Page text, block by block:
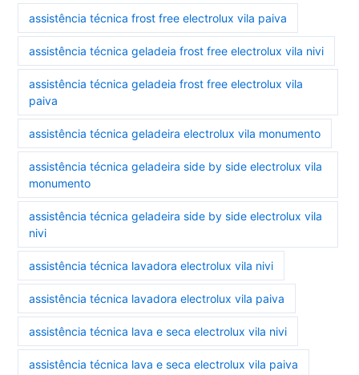
assistência técnica frost free electrolux vila paiva
assistência técnica geladeia frost free electrolux vila nivi
assistência técnica geladeia frost free electrolux vila
paiva
assistência técnica geladeira electrolux vila monumento
assistência técnica geladeira side by side electrolux vila
monumento
assistência técnica geladeira side by side electrolux vila
nivi
assistência técnica lavadora electrolux vila nivi
assistência técnica lavadora electrolux vila paiva
assistência técnica lava e seca electrolux vila nivi
assistência técnica lava e seca electrolux vila paiva